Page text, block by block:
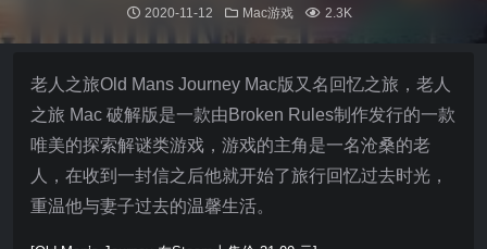
2020-11-12 Mac游戏 2.3K
老人之旅Old Mans Journey Mac版又名回忆之旅，老人
之旅 Mac 破解版是一款由Broken Rules制作发行的一款
唯美的探索解谜类游戏，游戏的主角是一名沧桑的老
人，在收到一封信之后他就开始了旅行回忆过去时光，
重温他与妻子过去的温馨生活。